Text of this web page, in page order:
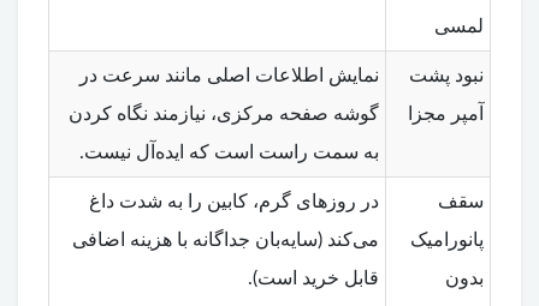
لمسی
نبود پشت
آمپر مجزا
نمایش اطلاعات اصلی مانند سرعت در
گوشه صفحه مرکزی، نیازمند نگاه کردن
به سمت راست است که ایده‌آل نیست.
سقف
پانورامیک
بدون
در روزهای گرم، کابین را به شدت داغ
می‌کند (سایه‌بان جداگانه با هزینه اضافی
قابل خرید است).